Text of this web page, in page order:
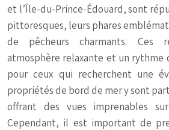
et l’Île-du-Prince-Édouard, sont
pittoresques, leurs phares
de pêcheurs charmants. Ces
atmosphère relaxante et un rythme
pour ceux qui recherchent une
propriétés de bord de mer y sont
offrant des vues imprenables
Cependant, il est important de